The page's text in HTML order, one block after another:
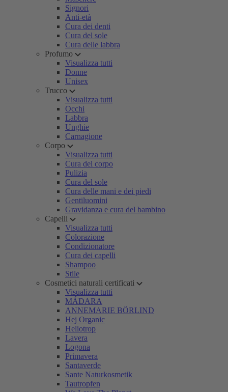
Signori
Anti-età
Cura dei denti
Cura del sole
Cura delle labbra
Profumo
Visualizza tutti
Donne
Unisex
Trucco
Visualizza tutti
Occhi
Labbra
Unghie
Carnagione
Corpo
Visualizza tutti
Cura del corpo
Pulizia
Cura del sole
Cura delle mani e dei piedi
Gentiluomini
Gravidanza e cura del bambino
Capelli
Visualizza tutti
Colorazione
Condizionatore
Cura dei capelli
Shampoo
Stile
Cosmetici naturali certificati
Visualizza tutti
MÁDARA
ANNEMARIE BÖRLIND
Hej Organic
Heliotrop
Lavera
Logona
Primavera
Santaverde
Sante Naturkosmetik
Tautropfen